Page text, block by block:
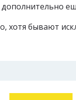
дополнительно
хотя бывают